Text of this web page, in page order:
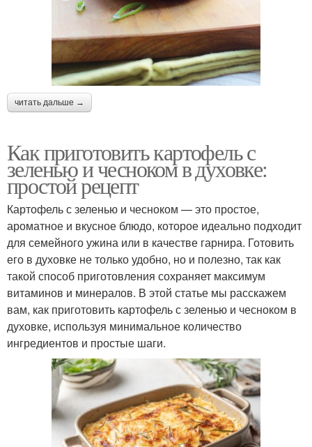
читать дальше →
Как приготовить картофель с
зеленью и чесноком в духовке:
простой рецепт
Картофель с зеленью и чесноком — это простое,
ароматное и вкусное блюдо, которое идеально подходит
для семейного ужина или в качестве гарнира. Готовить
его в духовке не только удобно, но и полезно, так как
такой способ приготовления сохраняет максимум
витаминов и минералов. В этой статье мы расскажем
вам, как приготовить картофель с зеленью и чесноком в
духовке, используя минимальное количество
ингредиентов и простые шаги.